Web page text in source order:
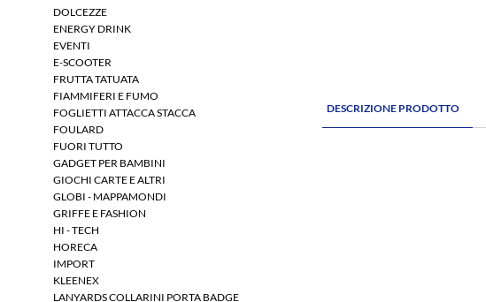
DESCRIZIONE PRODOTTO
DOLCEZZE
ENERGY DRINK
EVENTI
E-SCOOTER
FRUTTA TATUATA
FIAMMIFERI E FUMO
FOGLIETTI ATTACCA STACCA
FOULARD
FUORI TUTTO
GADGET PER BAMBINI
GIOCHI CARTE E ALTRI
GLOBI - MAPPAMONDI
GRIFFE E FASHION
HI - TECH
HORECA
IMPORT
KLEENEX
LANYARDS COLLARINI PORTA BADGE